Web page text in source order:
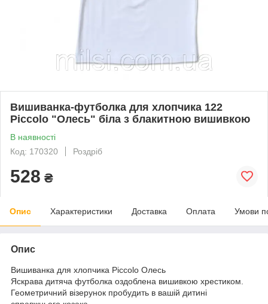
Вишиванка-футболка для хлопчика 122
Piccolo "Олесь" біла з блакитною вишивкою
В наявності
Код: 170320
Роздріб
528 ₴
Опис Характеристики Доставка Оплата Умови
Опис
Вишиванка для хлопчика Piccolo Олесь
Яскрава дитяча футболка оздоблена вишивкою хрестиком.
Геометричний візерунок пробудить в вашій дитині